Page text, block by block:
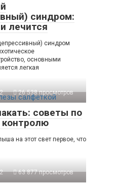
синдром:
лечится
синдром
основными
легкая
26 538 просмотров
советы по
на этот свет первое, что
63 877 просмотров